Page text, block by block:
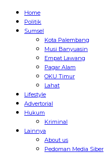
Home
Politik
Sumsel
Kota Palembang
Musi Banyuasin
Empat Lawang
Pagar Alam
OKU Timur
Lahat
Lifestyle
Advertorial
Hukum
Kriminal
Lainnya
About us
Pedoman Media Siber